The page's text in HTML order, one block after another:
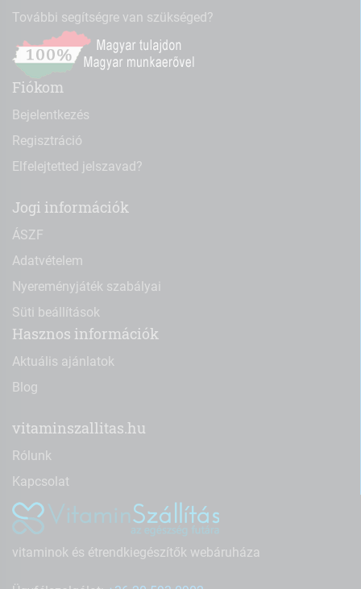
További segítségre van szükséged?
Fiókom
Bejelentkezés
Regisztráció
Elfelejtetted jelszavad?
Jogi információk
ÁSZF
Adatvételem
Nyereményjáték szabályai
Süti beállítások
Hasznos információk
Aktuális ajánlatok
Blog
vitaminszallitas.hu
Rólunk
Kapcsolat
vitaminok és étrendkiegészítők webáruháza